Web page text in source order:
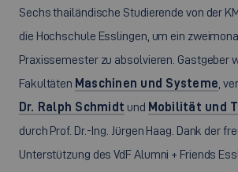
Sechs thailändische Studierende von der
die Hochschule Esslingen, um ein
Praxissemester zu absolvieren. Gastgeber
Fakultäten Maschinen und Systeme ,
Dr. Ralph Schmidt und Mobilität und
durch Prof. Dr.-Ing. Jürgen Haag. Dank der
Unterstützung des VdF Alumni + Friends